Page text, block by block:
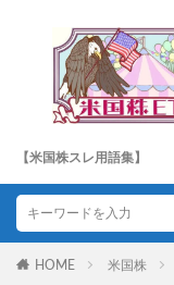
【米国株スレ用語集】
HOME 米国株